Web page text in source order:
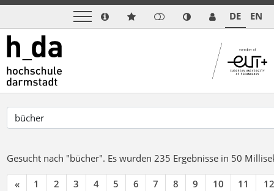
DE EN
Gesucht nach "bücher". Es wurden 235 Ergebnisse in 50
« 1 2 3 4 5 6 7 8 9 10 11 12